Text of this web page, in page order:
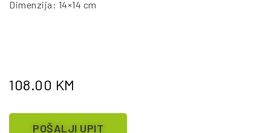
Dimenzija: 14×14 cm
108.00 KM
POŠALJI UPIT